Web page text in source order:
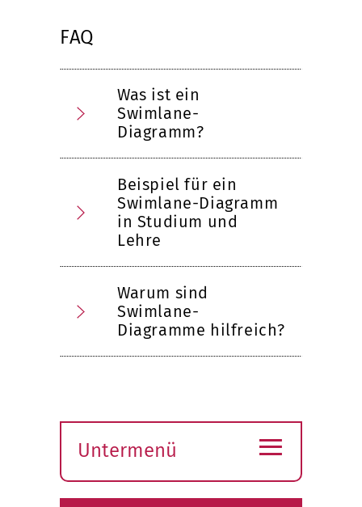
FAQ
Was ist ein
Swimlane-
Diagramm?
Beispiel für ein
Swimlane-Diagramm
in Studium und
Lehre
Warum sind
Swimlane-
Diagramme hilfreich?
Untermenü
öffnen
≡